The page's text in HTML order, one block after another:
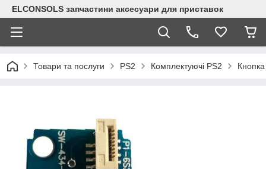
ELCONSOLS запчастини аксесуари для приставок
Товари та послуги PS2 Комплектуючі PS2